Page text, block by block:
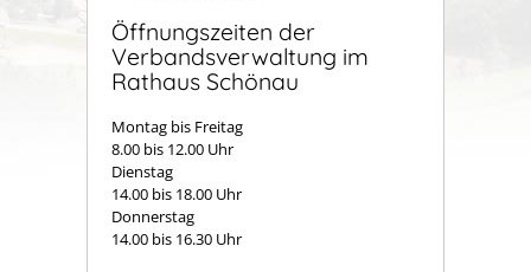
Öffnungszeiten der
Verbandsverwaltung im
Rathaus Schönau
Montag bis Freitag
8.00 bis 12.00 Uhr
Dienstag
14.00 bis 18.00 Uhr
Donnerstag
14.00 bis 16.30 Uhr